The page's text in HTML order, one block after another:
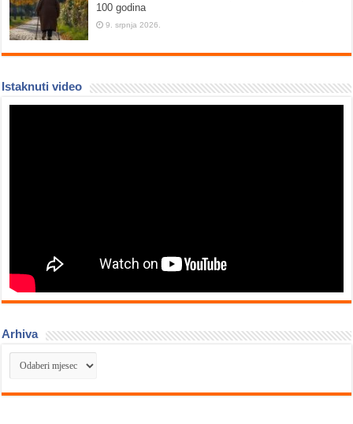
100 godina
9. srpnja 2026.
Istaknuti video
Arhiva
Arhiva